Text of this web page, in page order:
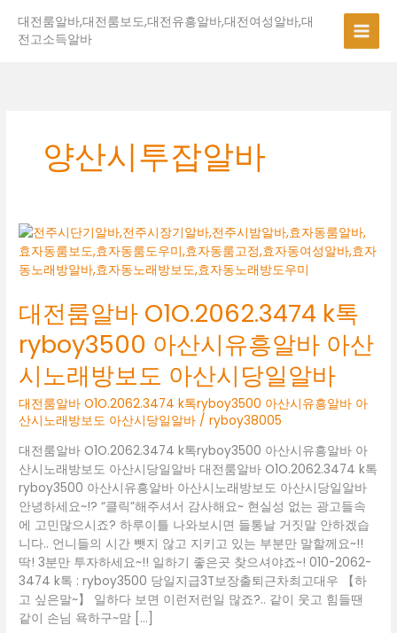
대전룸알바,대전룸보도,대전유흥알바,대전여성알바,대
전고소득알바
양산시투잡알바
대전룸알바 O1O.2062.3474 k톡
ryboy3500 아산시유흥알바 아산
시노래방보도 아산시당일알바
대전룸알바 O1O.2062.3474 k톡ryboy3500 아산시유흥알바 아
산시노래방보도 아산시당일알바 /ryboy38005
대전룸알바 O1O.2062.3474 k톡ryboy3500 아산시유흥알바 아
산시노래방보도 아산시당일알바 대전룸알바 O1O.2062.3474 k톡
ryboy3500 아산시유흥알바 아산시노래방보도 아산시당일알바
안녕하세요~!? “클릭”해주셔서 감사해요~ 현실성 없는 광고들속
에 고민많으시죠? 하루이틀 나와보시면 들통날 거짓말 안하겠습
니다.. 언니들의 시간 뺏지 않고 지키고 있는 부분만 말할께요~!!
딱! 3분만 투자하세요~!! 일하기 좋은곳 찾으셔야죠~! 010-2062-
3474 k톡 : ryboy3500 당일지급3T보장출퇴근차최고대우 【하
고 싶은말~】 일하다 보면 이런저런일 많죠?.. 같이 웃고 힘들땐
같이 손님 욕하구~맘 […]
대
전
룸
바
O1O.2062.3474
k
톡
ryboy3500
아
산
유
흥
알
바
아
산
시
노
래
방